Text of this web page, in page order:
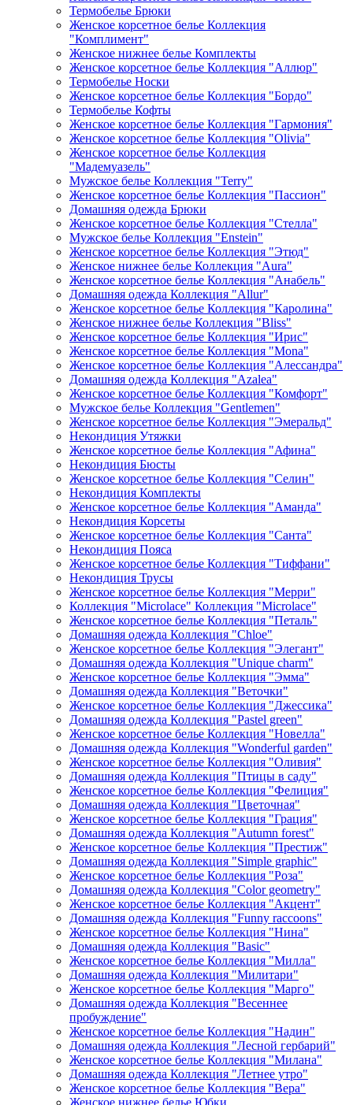
Термобелье Брюки
Женское корсетное белье Коллекция
"Комплимент"
Женское нижнее белье Комплекты
Женское корсетное белье Коллекция "Аллюр"
Термобелье Носки
Женское корсетное белье Коллекция "Бордо"
Термобелье Кофты
Женское корсетное белье Коллекция "Гармония"
Женское корсетное белье Коллекция "Olivia"
Женское корсетное белье Коллекция
"Мадемуазель"
Мужское белье Коллекция "Terry"
Женское корсетное белье Коллекция "Пассион"
Домашняя одежда Брюки
Женское корсетное белье Коллекция "Стелла"
Мужское белье Коллекция "Enstein"
Женское корсетное белье Коллекция "Этюд"
Женское нижнее белье Коллекция "Aura"
Женское корсетное белье Коллекция "Анабель"
Домашняя одежда Коллекция "Allur"
Женское корсетное белье Коллекция "Каролина"
Женское нижнее белье Коллекция "Bliss"
Женское корсетное белье Коллекция "Ирис"
Женское корсетное белье Коллекция "Mona"
Женское корсетное белье Коллекция "Алессандра"
Домашняя одежда Коллекция "Azalea"
Женское корсетное белье Коллекция "Комфорт"
Мужское белье Коллекция "Gentlemen"
Женское корсетное белье Коллекция "Эмеральд"
Некондиция Утяжки
Женское корсетное белье Коллекция "Афина"
Некондиция Бюсты
Женское корсетное белье Коллекция "Селин"
Некондиция Комплекты
Женское корсетное белье Коллекция "Аманда"
Некондиция Корсеты
Женское корсетное белье Коллекция "Санта"
Некондиция Пояса
Женское корсетное белье Коллекция "Тиффани"
Некондиция Трусы
Женское корсетное белье Коллекция "Мерри"
Коллекция "Microlace" Коллекция "Microlace"
Женское корсетное белье Коллекция "Петаль"
Домашняя одежда Коллекция "Chloe"
Женское корсетное белье Коллекция "Элегант"
Домашняя одежда Коллекция "Unique charm"
Женское корсетное белье Коллекция "Эмма"
Домашняя одежда Коллекция "Веточки"
Женское корсетное белье Коллекция "Джессика"
Домашняя одежда Коллекция "Pastel green"
Женское корсетное белье Коллекция "Новелла"
Домашняя одежда Коллекция "Wonderful garden"
Женское корсетное белье Коллекция "Оливия"
Домашняя одежда Коллекция "Птицы в саду"
Женское корсетное белье Коллекция "Фелиция"
Домашняя одежда Коллекция "Цветочная"
Женское корсетное белье Коллекция "Грация"
Домашняя одежда Коллекция "Autumn forest"
Женское корсетное белье Коллекция "Престиж"
Домашняя одежда Коллекция "Simple graphic"
Женское корсетное белье Коллекция "Роза"
Домашняя одежда Коллекция "Color geometry"
Женское корсетное белье Коллекция "Акцент"
Домашняя одежда Коллекция "Funny raccoons"
Женское корсетное белье Коллекция "Нина"
Домашняя одежда Коллекция "Basic"
Женское корсетное белье Коллекция "Милла"
Домашняя одежда Коллекция "Милитари"
Женское корсетное белье Коллекция "Марго"
Домашняя одежда Коллекция "Весеннее
пробуждение"
Женское корсетное белье Коллекция "Надин"
Домашняя одежда Коллекция "Лесной гербарий"
Женское корсетное белье Коллекция "Милана"
Домашняя одежда Коллекция "Летнее утро"
Женское корсетное белье Коллекция "Вера"
Женское нижнее белье Юбки